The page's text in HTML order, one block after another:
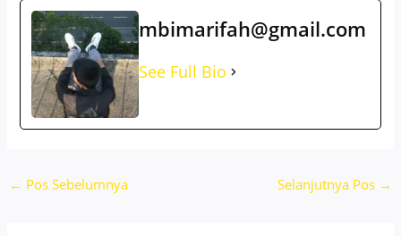
mbimarifah@gmail.com
See Full Bio
← Pos Sebelumnya Selanjutnya Pos →